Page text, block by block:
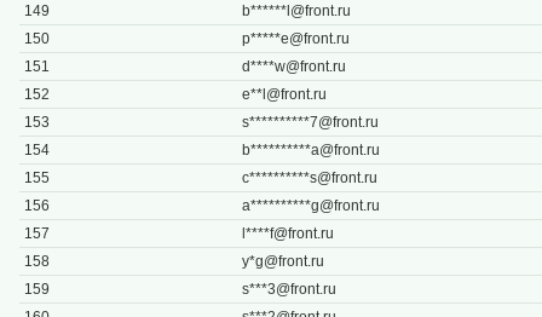
149
b******l@front.ru
150
p*****e@front.ru
151
d****w@front.ru
152
e**l@front.ru
153
s**********7@front.ru
154
b**********a@front.ru
155
c**********s@front.ru
156
a**********g@front.ru
157
l****f@front.ru
158
y*g@front.ru
159
s***3@front.ru